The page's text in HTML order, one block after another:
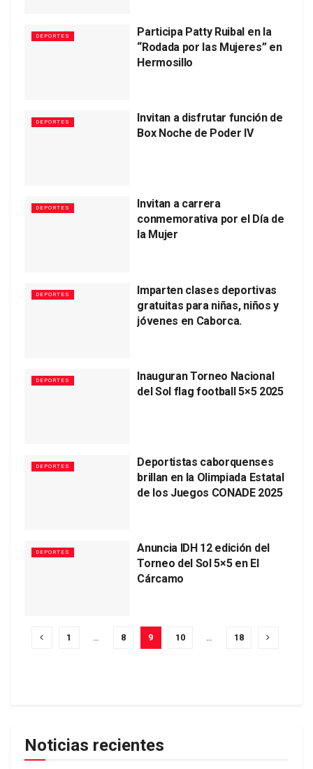
DEPORTES
Participa Patty Ruibal en la
“Rodada por las Mujeres” en
Hermosillo
DEPORTES
Invitan a disfrutar función de
Box Noche de Poder IV
DEPORTES
Invitan a carrera
conmemorativa por el Día de
la Mujer
DEPORTES
Imparten clases deportivas
gratuitas para niñas, niños y
jóvenes en Caborca.
DEPORTES
Inauguran Torneo Nacional
del Sol flag football 5×5 2025
DEPORTES
Deportistas caborquenses
brillan en la Olimpiada Estatal
de los Juegos CONADE 2025
DEPORTES
Anuncia IDH 12 edición del
Torneo del Sol 5×5 en El
Cárcamo
1 8 9 10 18
Noticias recientes